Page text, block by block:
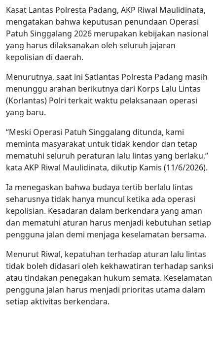
Kasat Lantas Polresta Padang, AKP Riwal Maulidinata,
mengatakan bahwa keputusan penundaan Operasi
Patuh Singgalang 2026 merupakan kebijakan nasional
yang harus dilaksanakan oleh seluruh jajaran
kepolisian di daerah.
Menurutnya, saat ini Satlantas Polresta Padang masih
menunggu arahan berikutnya dari Korps Lalu Lintas
(Korlantas) Polri terkait waktu pelaksanaan operasi
yang baru.
“Meski Operasi Patuh Singgalang ditunda, kami
meminta masyarakat untuk tidak kendor dan tetap
mematuhi seluruh peraturan lalu lintas yang berlaku,”
kata AKP Riwal Maulidinata, dikutip Kamis (11/6/2026).
Ia menegaskan bahwa budaya tertib berlalu lintas
seharusnya tidak hanya muncul ketika ada operasi
kepolisian. Kesadaran dalam berkendara yang aman
dan mematuhi aturan harus menjadi kebutuhan setiap
pengguna jalan demi menjaga keselamatan bersama.
Menurut Riwal, kepatuhan terhadap aturan lalu lintas
tidak boleh didasari oleh kekhawatiran terhadap sanksi
atau tindakan penegakan hukum semata. Keselamatan
pengguna jalan harus menjadi prioritas utama dalam
setiap aktivitas berkendara.